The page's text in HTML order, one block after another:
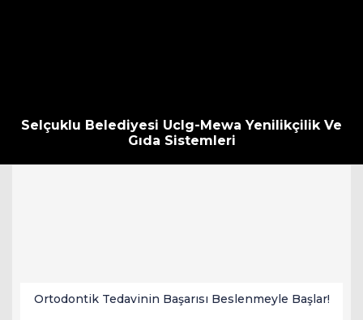
Selçuklu Belediyesi Uclg-Mewa Yenilikçilik Ve
Gıda Sistemleri
Ortodontik Tedavinin Başarısı Beslenmeyle Başlar!